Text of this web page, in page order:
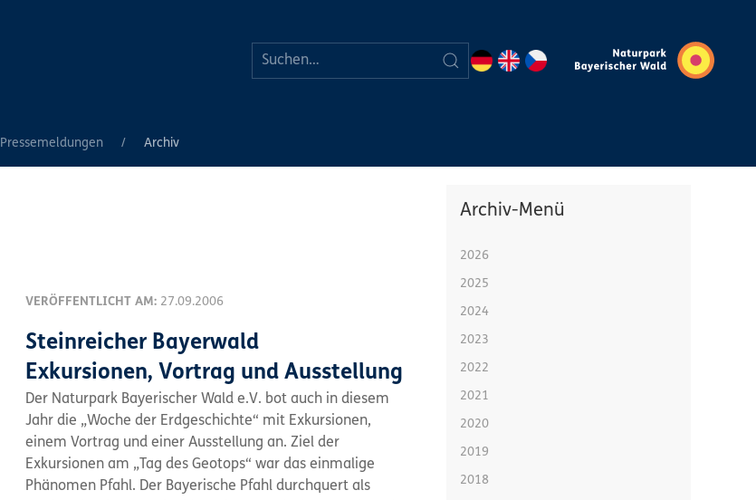
Pressemeldungen Archiv
VERÖFFENTLICHT AM: 27.09.2006
Steinreicher Bayerwald
Exkursionen, Vortrag und Ausstellung
Der Naturpark Bayerischer Wald e.V. bot auch in diesem
Jahr die „Woche der Erdgeschichte“ mit Exkursionen,
einem Vortrag und einer Ausstellung an. Ziel der
Exkursionen am „Tag des Geotops“ war das einmalige
Phänomen Pfahl. Der Bayerische Pfahl durchquert als
Archiv-Menü
2026
2025
2024
2023
2022
2021
2020
2019
2018